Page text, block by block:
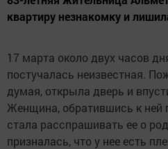
квартиру незнакомку и
17 марта около двух часов
постучалась неизвестная.
думая, открыла дверь и
Женщина, обратившись к ней
стала расспрашивать ее о
призналась, что у нее есть